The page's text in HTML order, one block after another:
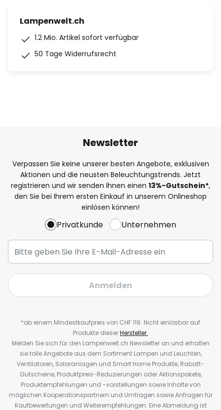
Lampenwelt.ch
1.2 Mio. Artikel sofort verfügbar
50 Tage Widerrufsrecht
Newsletter
Verpassen Sie keine unserer besten Angebote, exklusiven
Aktionen und die neusten Beleuchtungstrends. Jetzt
registrieren und wir senden Ihnen einen 13%-Gutschein*,
den Sie bei Ihrem ersten Einkauf in unserem Onlineshop
einlösen können!
Privatkunde Unternehmen
Anmelden
*ab einem Mindestkaufpreis von CHF 119. Nicht einlösbar auf
Produkte dieserHersteller.
Melden Sie sich für den Lampenwelt.ch Newsletter an und erhalten
sie tolle Angebote aus dem Sortiment Lampen und Leuchten,
Ventilatoren, Solaranlagen und Smart Home Produkte, Rabatt-
Gutscheine, Produktpreis-Reduzierungen oder Aktionspakete,
Produktempfehlungen und -vorstellungen sowie Inhalte von
möglichen Kooperationspartnern und Umfragen sowie Anfragen für
Kaufbewertungen und Weiterempfehlungen. Eine Abmeldung ist